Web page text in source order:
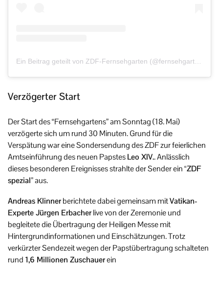
Verzögerter Start
Der Start des “Fernsehgartens” am Sonntag (18. Mai)
verzögerte sich um rund 30 Minuten. Grund für die
Verspätung war eine Sondersendung des ZDF zur feierlichen
Amtseinführung des neuen PapstesLeo XIV.. Anlässlich
dieses besonderen Ereignisses strahlte der Sender ein“ZDF
spezial”aus.
Andreas Klinnerberichtete dabei gemeinsam mitVatikan-
Experte Jürgen Erbacherlive von der Zeremonie und
begleitete die Übertragung der Heiligen Messe mit
Hintergrundinformationen und Einschätzungen. Trotz
verkürzter Sendezeit wegen der Papstübertragung schalteten
rund 1,6 Millionen Zuschauerein